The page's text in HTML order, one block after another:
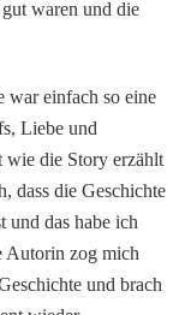
waren und die
war einfach so eine
Liebe und
die Story erzählt
dass die Geschichte
und das habe ich
Autorin zog mich
und brach